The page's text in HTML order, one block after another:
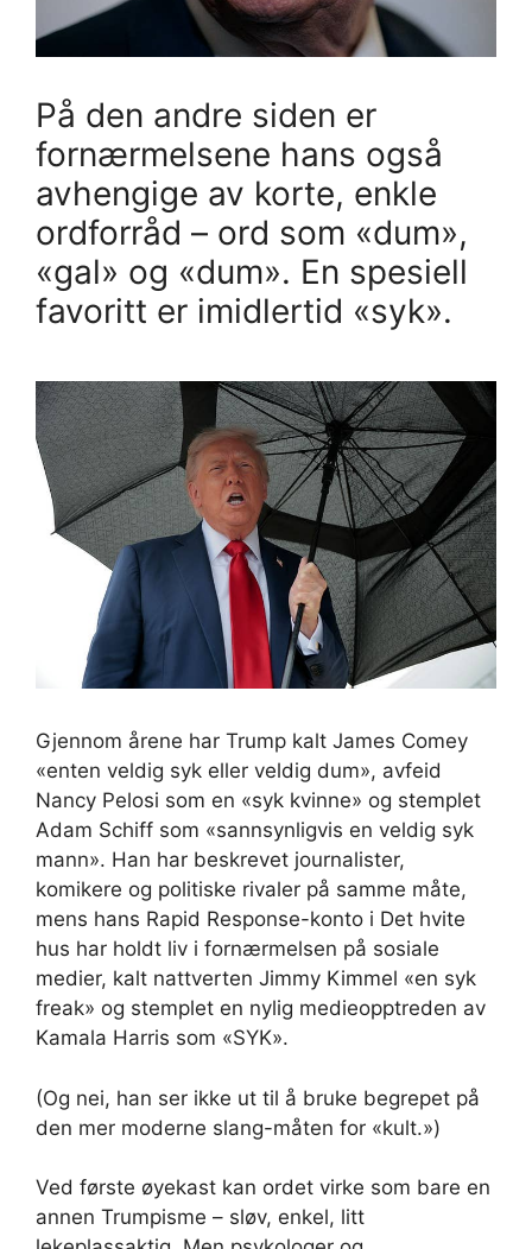
På den andre siden er
fornærmelsene hans også
avhengige av korte, enkle
ordforråd – ord som «dum»,
«gal» og «dum». En spesiell
favoritt er imidlertid «syk».
Gjennom årene har Trump kalt James Comey
«enten veldig syk eller veldig dum», avfeid
Nancy Pelosi som en «syk kvinne» og stemplet
Adam Schiff som «sannsynligvis en veldig syk
mann». Han har beskrevet journalister,
komikere og politiske rivaler på samme måte,
mens hans Rapid Response-konto i Det hvite
hus har holdt liv i fornærmelsen på sosiale
medier, kalt nattverten Jimmy Kimmel «en syk
freak» og stemplet en nylig medieopptreden av
Kamala Harris som «SYK».
(Og nei, han ser ikke ut til å bruke begrepet på
den mer moderne slang-måten for «kult.»)
Ved første øyekast kan ordet virke som bare en
annen Trumpisme – sløv, enkel, litt